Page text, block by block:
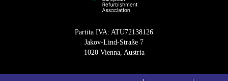
Partita IVA: ATU72138126
Jakov-Lind-Straße 7
1020 Vienna, Austria